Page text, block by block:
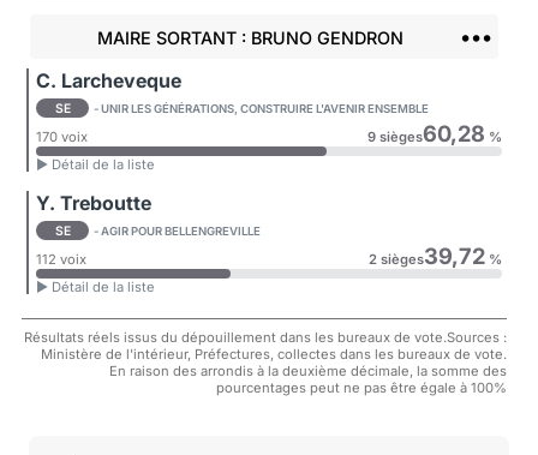
MAIRE SORTANT : BRUNO GENDRON •••
C. Larcheveque
SE - UNIR LES GÉNÉRATIONS, CONSTRUIRE L'AVENIR ENSEMBLE
170 voix 9 sièges60,28 %
► Détail de la liste
Y. Treboutte
SE - AGIR POUR BELLENGREVILLE
112 voix 2 sièges39,72%
► Détail de la liste
Résultats réels issus du dépouillement dans les bureaux de vote.Sources :
Ministère de l'intérieur, Préfectures, collectes dans les bureaux de vote.
En raison des arrondis à la deuxième décimale, la somme des
pourcentages peut ne pas être égale à 100%